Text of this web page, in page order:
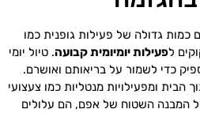
כמות גדולה של פעילות גופנית כמו
לפעילות יומיומית קבועה. טיול יומי
מספיק כדי לשמור על בריאותם ואושרם.
ומפעילויות מנטליות כמו צעצועי
המבנה השטוח של אפם, הם עלולים